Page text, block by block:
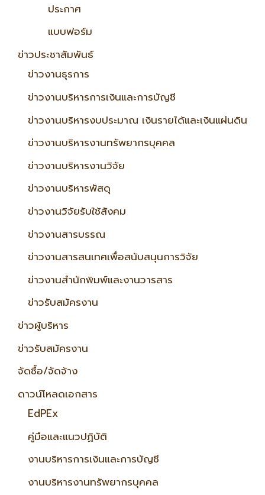
ประกาศ
แบบฟอร์ม
ข่าวประชาสัมพันธ์
ข่าวงานธุรการ
ข่าวงานบริหารการเงินและการบัญชี
ข่าวงานบริหารงบประมาณ เงินรายได้และเงินแผ่นดิน
ข่าวงานบริหารงานทรัพยากรบุคคล
ข่าวงานบริหารงานวิจัย
ข่าวงานบริหารพัสดุ
ข่าวงานวิจัยรับใช้สังคม
ข่าวงานสารบรรณ
ข่าวงานสารสนเทศเพื่อสนับสนุนการวิจัย
ข่าวงานสำนักพิมพ์และงานวารสาร
ข่าวรับสมัครงาน
ข่าวผู้บริหาร
ข่าวรับสมัครงาน
จัดซื้อ/จัดจ้าง
ดาวน์โหลดเอกสาร
EdPEx
คู่มือและแนวปฏิบัติ
งานบริหารการเงินและการบัญชี
งานบริหารงานทรัพยากรบุคคล